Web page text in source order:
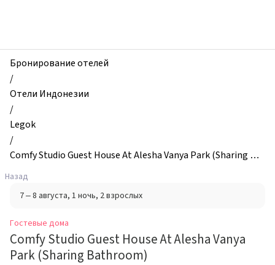
дома,
Comfy
Studio
Guest
House
At
Alesha
Vanya
Park
(Sharing
Bathroom),
Legok,
Индонезия
Бронирование отелей
/
Отели Индонезии
/
Legok
/
Comfy Studio Guest House At Alesha Vanya Park (Sharing Bat
Назад
7 – 8 августа, 1 ночь, 2 взрослых
Гостевые дома
Comfy Studio Guest House At Alesha Vanya
Park (Sharing Bathroom)